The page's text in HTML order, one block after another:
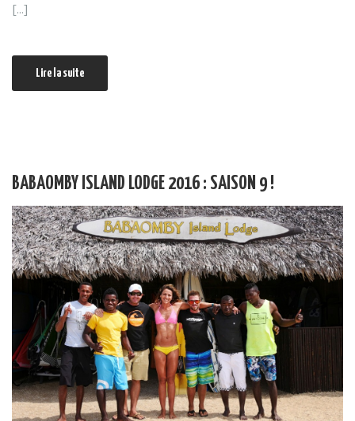
[…]
Lire la suite
BABAOMBY ISLAND LODGE 2016 : SAISON 9 !